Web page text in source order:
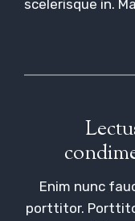
scelerisque in.
Enim nunc
porttitor.